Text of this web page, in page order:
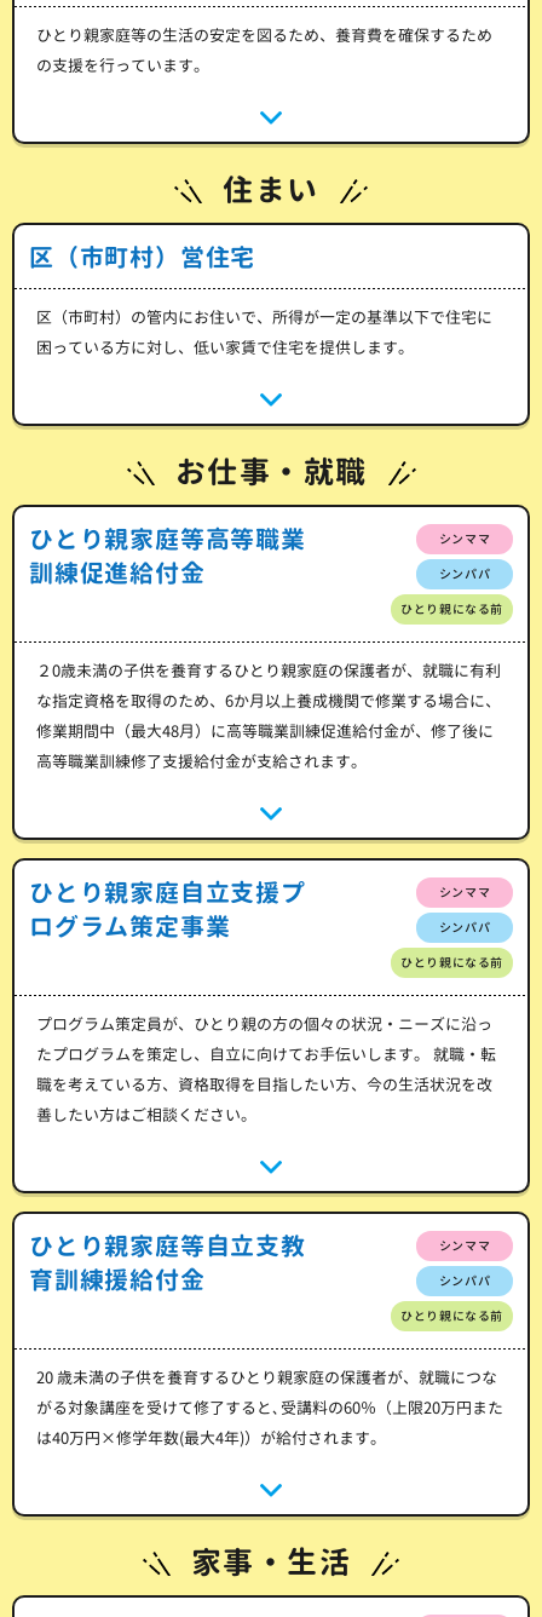
ひとり親家庭等の生活の安定を図るため、養育費を確保するため
の支援を行っています。
住まい
区（市町村）営住宅
区（市町村）の管内にお住いで、所得が一定の基準以下で住宅に
困っている方に対し、低い家賃で住宅を提供します。
お仕事・就職
ひとり親家庭等高等職業
訓練促進給付金
シンママ
シンパパ
ひとり親になる前
２0歳未満の子供を養育するひとり親家庭の保護者が、就職に有利
な指定資格を取得のため、6か月以上養成機関で修業する場合に、
修業期間中（最大48月）に高等職業訓練促進給付金が、修了後に
高等職業訓練修了支援給付金が支給されます。
ひとり親家庭自立支援プ
ログラム策定事業
シンママ
シンパパ
ひとり親になる前
プログラム策定員が、ひとり親の方の個々の状況・ニーズに沿っ
たプログラムを策定し、自立に向けてお手伝いします。 就職・転
職を考えている方、資格取得を目指したい方、今の生活状況を改
善したい方はご相談ください。
ひとり親家庭等自立支教
育訓練援給付金
シンママ
シンパパ
ひとり親になる前
20 歳未満の子供を養育するひとり親家庭の保護者が、就職につな
がる対象講座を受けて修了すると､受講料の60％（上限20万円また
は40万円×修学年数(最大4年)）が給付されます。
家事・生活